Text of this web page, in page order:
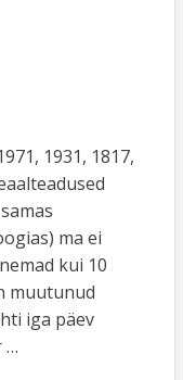
1931, 1817,
ma ei
kui 10
muutunud
iga päev
…